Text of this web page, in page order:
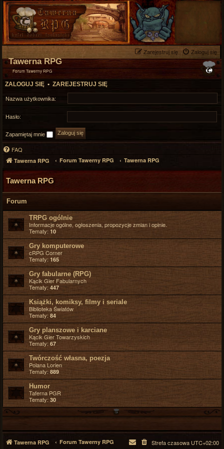
Zaloguj się
Zarejestruj się
Tawerna RPG
Forum Tawerny RPG
ZALOGUJ SIĘ • ZAREJESTRUJ SIĘ
Nazwa użytkownika:
Hasło:
Zapamiętaj mnie
FAQ
Tawerna RPG Forum Tawerny RPG Tawerna RPG
Tawerna RPG
Forum
TRPG ogólnie
Informacje ogólne, ogłoszenia, propozycje zmian i opinie.
Tematy: 10
Gry komputerowe
cRPG Corner
Tematy:165
Gry fabularne (RPG)
Kącik Gier Fabularnych
Tematy: 447
Książki, komiksy, filmy i seriale
Biblioteka Światów
Tematy: 84
Gry planszowe i karciane
Kącik Gier Towarzyskich
Tematy: 67
Twórczość własna, poezja
Polana Lorien
Tematy: 889
Humor
Taferna PGR
Tematy: 30
Tawerna RPG Forum Tawerny RPG Strefa czasowa UTC+02:00